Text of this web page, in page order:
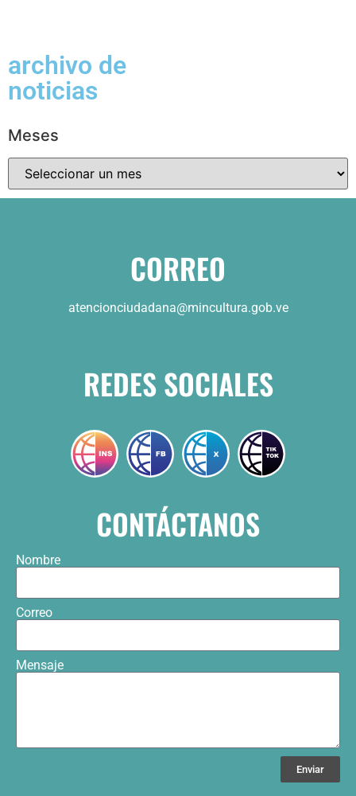
archivo de
noticias
Meses
CORREO
atencionciudadana@mincultura.gob.ve
REDES SOCIALES
CONTÁCTANOS
Nombre
Correo
Mensaje
Enviar